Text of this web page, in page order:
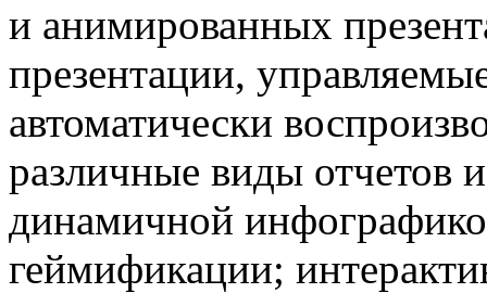
и анимированных
презентации,
автоматически
различные виды отчетов
динамичной
геймификации;